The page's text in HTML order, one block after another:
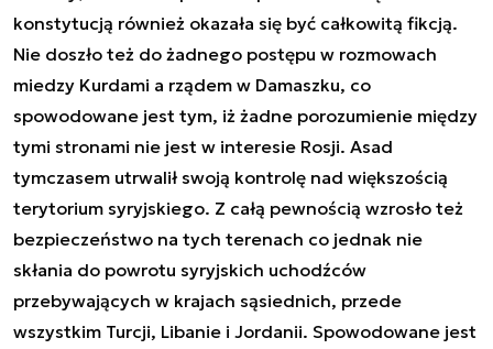
konstytucją również okazała się być całkowitą fikcją.
Nie doszło też do żadnego postępu w rozmowach
miedzy Kurdami a rządem w Damaszku, co
spowodowane jest tym, iż żadne porozumienie między
tymi stronami nie jest w interesie Rosji. Asad
tymczasem utrwalił swoją kontrolę nad większością
terytorium syryjskiego. Z całą pewnością wzrosło też
bezpieczeństwo na tych terenach co jednak nie
skłania do powrotu syryjskich uchodźców
przebywających w krajach sąsiednich, przede
wszystkim Turcji, Libanie i Jordanii. Spowodowane jest